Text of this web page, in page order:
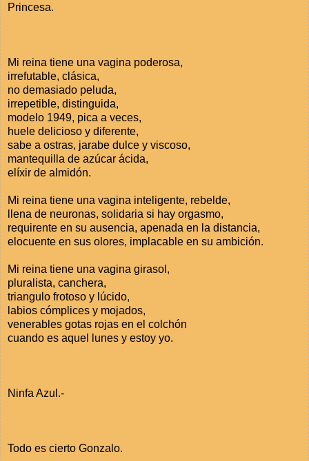
Princesa.
Mi reina tiene una vagina poderosa,
irrefutable, clásica,
no demasiado peluda,
irrepetible, distinguida,
modelo 1949, pica a veces,
huele delicioso y diferente,
sabe a ostras, jarabe dulce y viscoso,
mantequilla de azúcar ácida,
elíxir de almidón.
Mi reina tiene una vagina inteligente, rebelde,
llena de neuronas, solidaria si hay orgasmo,
requirente en su ausencia, apenada en la distancia,
elocuente en sus olores, implacable en su ambición.
Mi reina tiene una vagina girasol,
pluralista, canchera,
triangulo frotoso y lúcido,
labios cómplices y mojados,
venerables gotas rojas en el colchón
cuando es aquel lunes y estoy yo.
Ninfa Azul.-
Todo es cierto Gonzalo.